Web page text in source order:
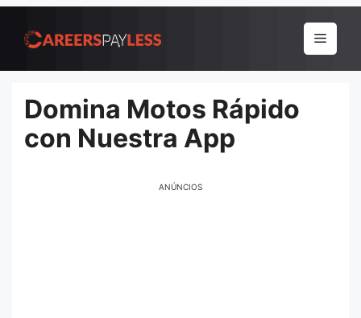
para
conteúdo
Menu
Domina Motos Rápido
con Nuestra App
ANÚNCIOS